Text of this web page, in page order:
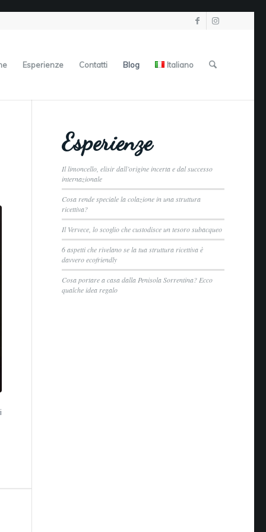
Esperienze Contatti Blog Italiano
Esperienze
Il limoncello, elisir dall’origine incerta e dal successo
internazionale
Cosa rende speciale la colazione in una struttura
ricettiva?
Il Vervece, lo scoglio che custodisce un tesoro subacqueo
6 aspetti che rivelano se la tua struttura ricettiva è
davvero ecofriendly
Cosa portare a casa dalla Penisola Sorrentina? Ecco
qualche idea regalo